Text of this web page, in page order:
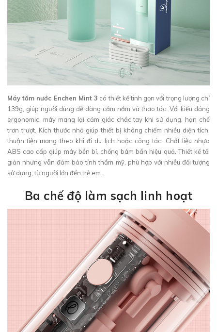
Máy tăm nước Enchen Mint 3 có thiết kế tinh gọn với trọng lượng chỉ
139g, giúp người dùng dễ dàng cầm nắm và thao tác. Với kiểu dáng
ergonomic, máy mang lại cảm giác chắc tay khi sử dụng, hạn chế
trơn trượt. Kích thước nhỏ giúp thiết bị không chiếm nhiều diện tích,
thuận tiện mang theo khi đi du lịch hoặc công tác. Chất liệu nhựa
ABS cao cấp giúp máy bền bỉ, chống bám bẩn hiệu quả. Thiết kế tối
giản nhưng vẫn đảm bảo tính thẩm mỹ, phù hợp với nhiều đối tượng
sử dụng, từ người lớn đến trẻ em.
Ba chế độ làm sạch linh hoạt